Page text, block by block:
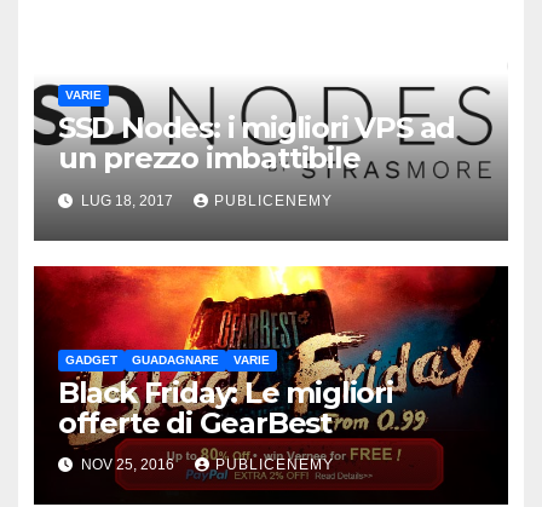
VARIE
SSD Nodes: i migliori VPS ad
un prezzo imbattibile
LUG 18, 2017 PUBLICENEMY
GADGET GUADAGNARE VARIE
Black Friday: Le migliori
offerte di GearBest
NOV 25, 2016 PUBLICENEMY